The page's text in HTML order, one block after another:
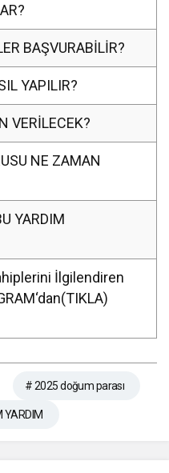
BAŞVURABİLİR?
YAPILIR?
VERİLECEK?
NE ZAMAN
YARDIM
İlgilendiren
# 2025 doğum parası
YARDIM